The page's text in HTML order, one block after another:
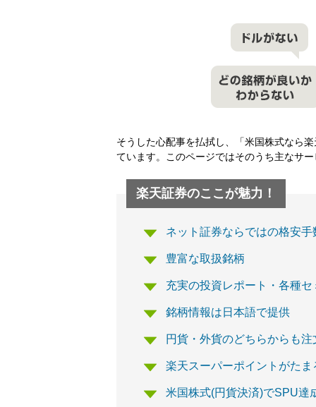
そうした心配事を払拭し、「米国株式なら
ています。このページではそのうち主なサ
楽天証券のここが魅力！
ネット証券ならではの格安手
豊富な取扱銘柄
充実の投資レポート・各種セ
銘柄情報は日本語で提供
円貨・外貨のどちらからも注
楽天スーパーポイントがたま
米国株式(円貨決済)でSPU達